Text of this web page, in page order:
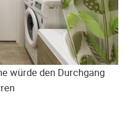
würde den Durchgang